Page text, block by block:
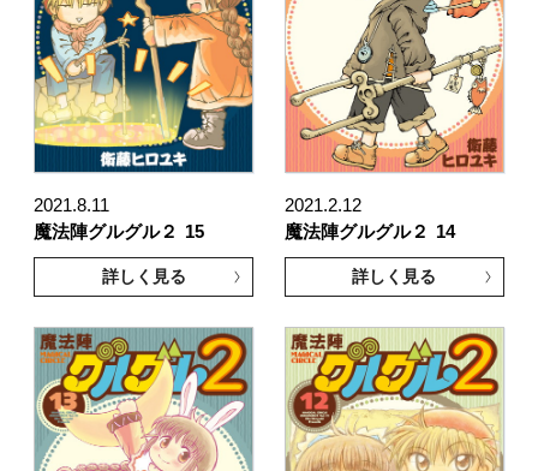
2021.8.11
魔法陣グルグル２
15
詳しく見る
2021.2.12
魔法陣グルグル２
14
詳しく見る